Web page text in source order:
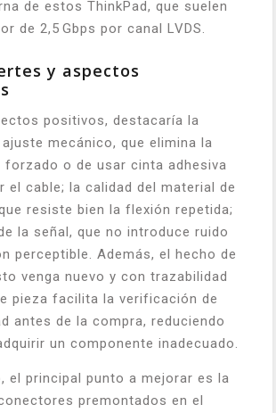
de estos ThinkPad, que suelen
de 2,5 Gbps por canal LVDS.
y aspectos
positivos, destacaría la
mecánico, que elimina la
forzado o de usar cinta adhesiva
el cable; la calidad del material de
resiste bien la flexión repetida;
la señal, que no introduce ruido
perceptible. Además, el hecho de
venga nuevo y con trazabilidad
pieza facilita la verificación de
antes de la compra, reduciendo
un componente inadecuado.
el principal punto a mejorar es la
premontados en el